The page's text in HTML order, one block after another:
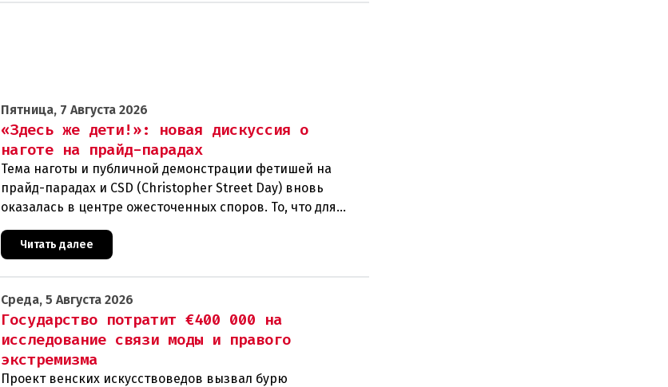
Пятница, 7 Августа 2026
«Здесь же дети!»: новая дискуссия о
наготе на прайд-парадах
Тема наготы и публичной демонстрации фетишей на
прайд-парадах и CSD (Christopher Street Day) вновь
оказалась в центре ожесточенных споров. То, что для
Читать далее
Среда, 5 Августа 2026
Государство потратит €400 000 на
исследование связи моды и правого
экстремизма
Проект венских искусствоведов вызвал бурю